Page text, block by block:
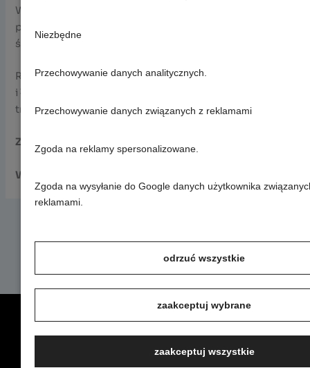
W minionym tygodniu z naszej parafii odeszła do Pana,
po jednym dniu życia, po udzieleniu sakramentu chrztu
św.,
Kamila Lisowska
Rodzicom i całej rodzinie składamy wyrazy współczucia
i łączymy się w modlitwie, aby Pan wspierał Was w tym
trudnym doświadczeniu.
Zdrowaś Maryjo…
Wieczny odpoczynek racz Jej dać, Panie…
kontakt
sakramentyklasztor
klasztor
Niezbędne
Przechowywanie danych analitycznych.
Przechowywanie danych związanych z reklamami
Zgoda na reklamy spersonalizowane.
Zgoda na wysyłanie do Google danych użytkownika
reklamami.
odrzuć wszystkie
zaakceptuj wybrane
zaakceptuj wszystkie